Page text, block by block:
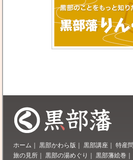
ホーム 黒部かわら版 黒部講座 特産
旅の見所
黒部の湯めぐり 黒部藩絵巻